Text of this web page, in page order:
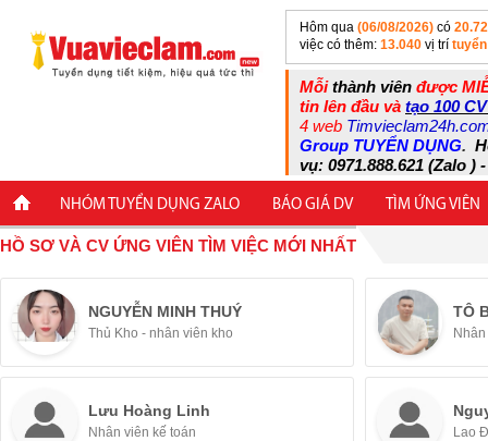
Hôm qua (06/08/2026) có
việc có thêm: 13.040 vị trí
Mỗithành viên được
tin lên đầu và tạo 100
4 web
Group TUYỂN DỤNG.
vụ: 0971.888.621 (Zalo )
NHÓM TUYỂN DỤNG ZALO BÁO GIÁ DV TÌM ỨNG VIÊN
HỒ SƠ VÀ CV ỨNG VIÊN TÌM VIỆC MỚI NHẤT
NGUYỄN MINH THUÝ
Thủ Kho - nhân viên kho
TÔ
Lưu Hoàng Linh
Nhân viên kế toán Lao